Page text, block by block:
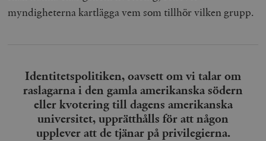
myndigheterna kartlägga vem som tillhör vilken grupp.
Identitetspolitiken, oavsett om vi talar om
raslagarna i den gamla amerikanska södern
eller kvotering till dagens amerikanska
universitet, upprätthålls för att någon
upplever att de tjänar på privilegierna.